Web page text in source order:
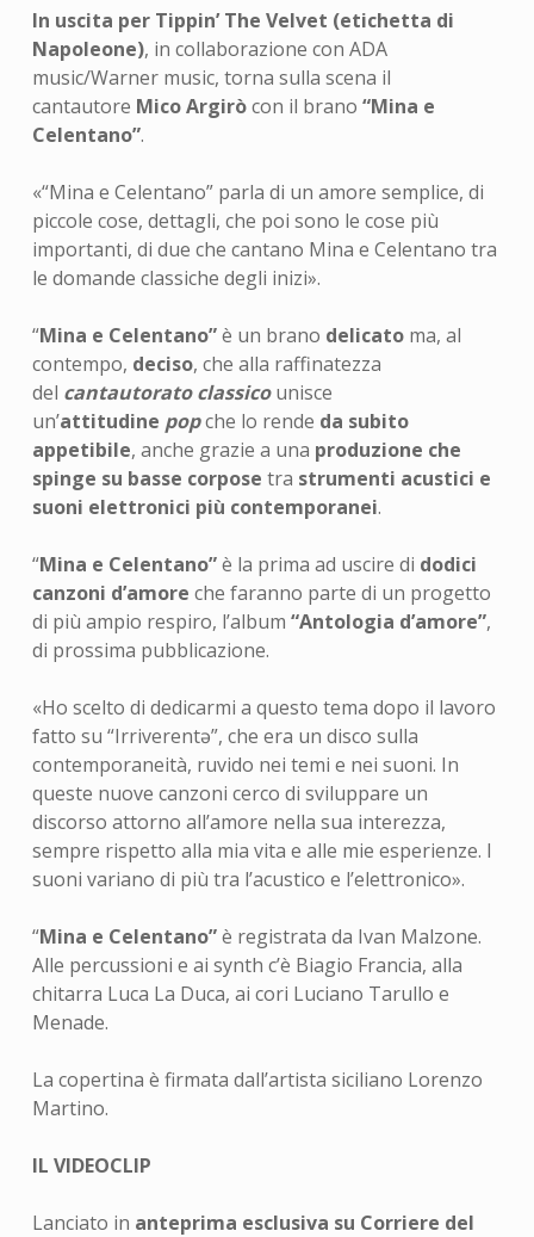
In uscita per Tippin’ The Velvet (etichetta di
Napoleone), in collaborazione con ADA
music/Warner music, torna sulla scena il
cantautore Mico Argiròcon il brano “Mina e
Celentano”.
«“Mina e Celentano” parla di un amore semplice, di
piccole cose, dettagli, che poi sono le cose più
importanti, di due che cantano Mina e Celentano tra
le domande classiche degli inizi».
“Mina e Celentano”è un brano delicatoma, al
contempo, deciso, che alla raffinatezza
del cantautorato classicounisce
un’attitudine popche lo rende da subito
appetibile, anche grazie a una produzione che
spinge su basse corpose tra strumenti acustici e
suoni elettronici più contemporanei.
“Mina e Celentano”è la prima ad uscire di dodici
canzoni d’amore che faranno parte di un progetto
di più ampio respiro, l’album “Antologia d’amore”,
di prossima pubblicazione.
«Ho scelto di dedicarmi a questo tema dopo il lavoro
fatto su “Irriverentə”, che era un disco sulla
contemporaneità, ruvido nei temi e nei suoni. In
queste nuove canzoni cerco di sviluppare un
discorso attorno all’amore nella sua interezza,
sempre rispetto alla mia vita e alle mie esperienze. I
suoni variano di più tra l’acustico e l’elettronico».
“Mina e Celentano”è registrata da Ivan Malzone.
Alle percussioni e ai synth c’è Biagio Francia, alla
chitarra Luca La Duca, ai cori Luciano Tarullo e
Menade.
La copertina è firmata dall’artista siciliano Lorenzo
Martino.
IL VIDEOCLIP
Lanciato in anteprima esclusiva su Corriere del